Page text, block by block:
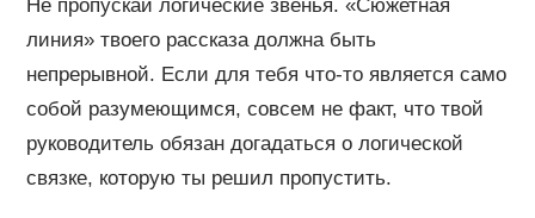
Не пропускай логические звенья. «Сюжетная
линия» твоего рассказа должна быть
непрерывной. Если для тебя что-то является само
собой разумеющимся, совсем не факт, что твой
руководитель обязан догадаться о логической
связке, которую ты решил пропустить.